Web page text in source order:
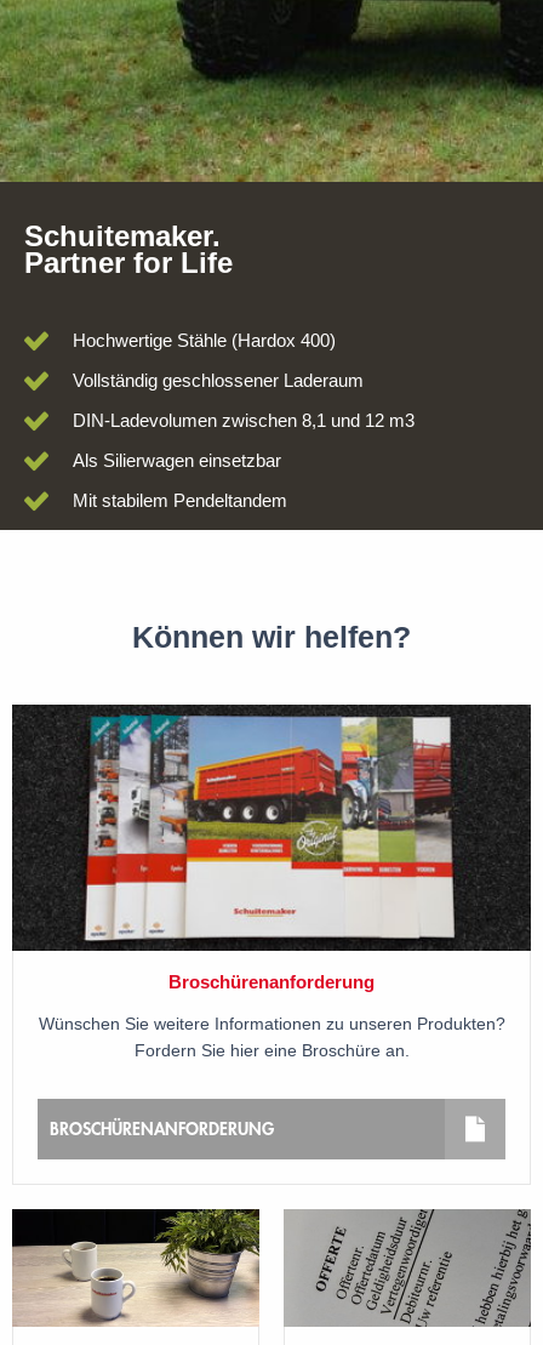
Schuitemaker.
Partner for Life
Hochwertige Stähle (Hardox 400)
Vollständig geschlossener Laderaum
DIN-Ladevolumen zwischen 8,1 und 12 m3
Als Silierwagen einsetzbar
Mit stabilem Pendeltandem
Können wir helfen?
Broschürenanforderung
Wünschen Sie weitere Informationen zu unseren Produkten?
Fordern Sie hier eine Broschüre an.
BROSCHÜRENANFORDERUNG